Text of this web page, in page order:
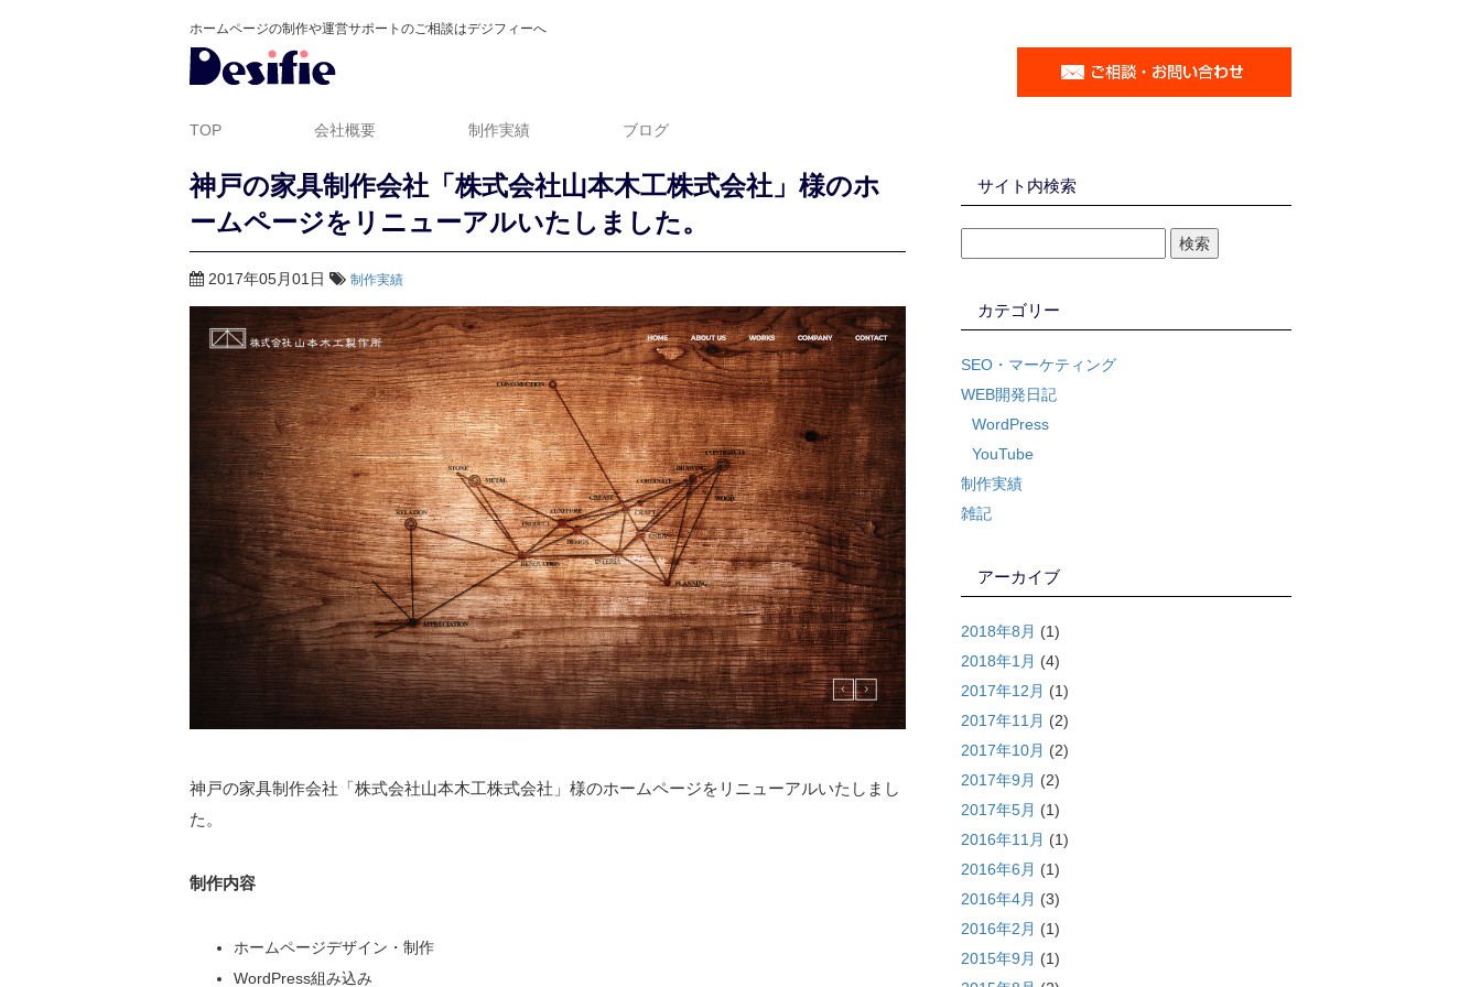
ホームページの制作や運営サポートのご相談はデジフィーへ
TOP 会社概要 制作実績 ブログ
神戸の家具制作会社「株式会社山本木工株式会社」様のホ
ームページをリニューアルいたしました。
2017年05月01日 制作実績
神戸の家具制作会社「株式会社山本木工株式会社」様のホームページをリニューアルいたしまし
た。
制作内容
ホームページデザイン・制作
WordPress組み込み
サイト内検索
カテゴリー
SEO・マーケティング
WEB開発日記
WordPress
YouTube
制作実績
雑記
アーカイブ
2018年8月 (1)
2018年1月 (4)
2017年12月 (1)
2017年11月 (2)
2017年10月 (2)
2017年9月 (2)
2017年5月 (1)
2016年11月 (1)
2016年6月 (1)
2016年4月 (3)
2016年2月 (1)
2015年9月 (1)